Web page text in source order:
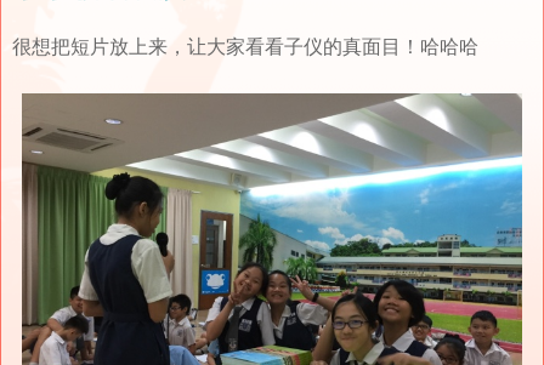
很想把短片放上来，让大家看看子仪的真面目！哈哈哈